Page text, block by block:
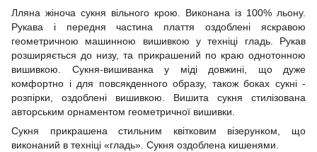
Лляна жіноча сукня вільного крою. Виконана із 100% льону.
Рукава і передня частина плаття оздоблені яскравою
геометричною машинною вишивкою у техніці гладь. Рукав
розширяється до низу, та прикрашений по краю однотонною
вишивкою. Сукня-вишиванка у міді довжині, що дуже
комфортно і для повсякденного образу, також боках сукні -
розпірки, оздоблені вишивкою. Вишита сукня стилізована
авторським орнаментом геометричної вишивки.
Сукня прикрашена стильним квітковим візерунком, що
виконаний в техніці «гладь». Сукня оздоблена кишенями.